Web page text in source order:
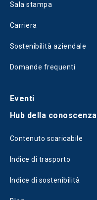
Sala stampa
Carriera
Sostenibilità aziendale
Domande frequenti
Eventi
Hub della conoscenza
Contenuto scaricabile
Indice di trasporto
Indice di sostenibilità